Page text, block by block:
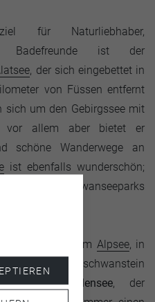
für Naturliebhaber,
Badefreunde ist der
, der sich eingebettet in
von Füssen entfernt
sich um den Gebirgssee mit
vor allem aber bietet er
schöne Wanderwege an
ist ebenfalls wunderschön;
des Schwanseeparks
II. kann man im Alpsee, in
Neuschwanstein
Auch derFaulensee, der